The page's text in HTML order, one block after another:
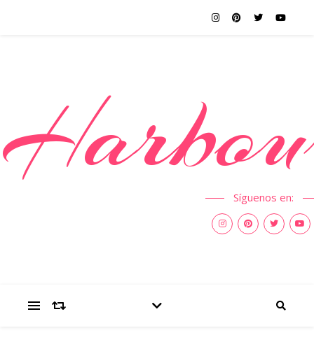
Síguenos en: